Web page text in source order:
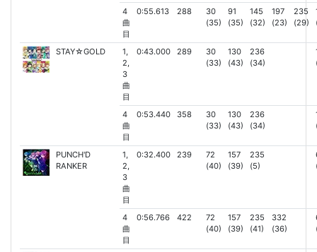
4
曲
目
0:55.613 288
30
(35)
91
(35)
145
(32)
197
(23)
235
(29)
STAY☆GOLD
1,
2,
3
曲
目
0:43.000 289
30
(33)
130
(43)
236
(34)
4
曲
目
0:53.440 358
30
(33)
130
(43)
236
(34)
PUNCH'D
RANKER
1,
2,
3
曲
目
0:32.400 239
72
(40)
157
(39)
235
(5)
4
曲
目
0:56.766 422
72
(40)
157
(39)
235
(41)
332
(36)